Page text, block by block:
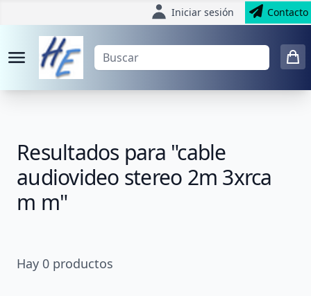
Iniciar sesión Contacto
Resultados para "cable
audiovideo stereo 2m 3xrca
m m"
Hay 0 productos